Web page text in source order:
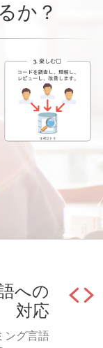
か？
への
対応
ング言語